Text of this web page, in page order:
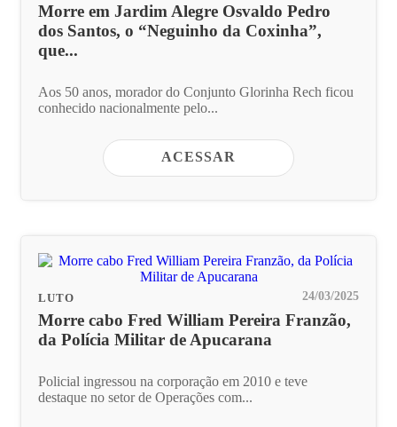
Morre em Jardim Alegre Osvaldo Pedro
dos Santos, o “Neguinho da Coxinha”,
que...
Aos 50 anos, morador do Conjunto Glorinha Rech ficou
conhecido nacionalmente pelo...
ACESSAR
LUTO 24/03/2025
Morre cabo Fred William Pereira Franzão,
da Polícia Militar de Apucarana
Policial ingressou na corporação em 2010 e teve
destaque no setor de Operações com...